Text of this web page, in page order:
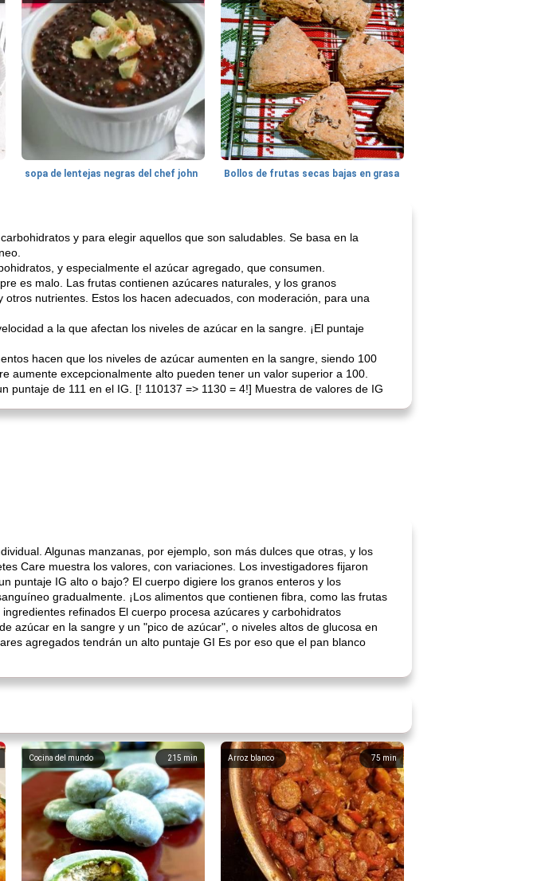
sopa de lentejas negras del chef john Bollos de frutas secas bajas en grasa
y para elegir aquellos que son saludables. Se basa en la
y especialmente el azúcar agregado, que consumen.
es malo. Las frutas contienen azúcares naturales, y los granos
nutrientes. Estos los hacen adecuados, con moderación, para una
a la que afectan los niveles de azúcar en la sangre. ¡El puntaje
hacen que los niveles de azúcar aumenten en la sangre, siendo 100
aumente excepcionalmente alto pueden tener un valor superior a 100.
de 111 en el IG. [! 110137 => 1130 = 4!] Muestra de valores de IG
Algunas manzanas, por ejemplo, son más dulces que otras, y los
Care muestra los valores, con variaciones. Los investigadores fijaron
puntaje IG alto o bajo? El cuerpo digiere los granos enteros y los
gradualmente. ¡Los alimentos que contienen fibra, como las frutas
refinados El cuerpo procesa azúcares y carbohidratos
azúcar en la sangre y un "pico de azúcar", o niveles altos de glucosa en
agregados tendrán un alto puntaje GI Es por eso que el pan blanco
215 min
Cocina del mundo 75 min
Arroz blanco